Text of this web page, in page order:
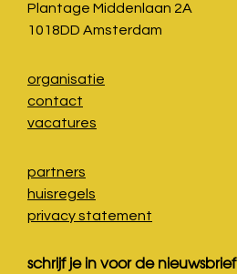
Plantage Middenlaan 2A
1018DD Amsterdam
organisatie
contact
vacatures
partners
huisregels
privacy statement
schrijf je in voor de nieuwsbrief